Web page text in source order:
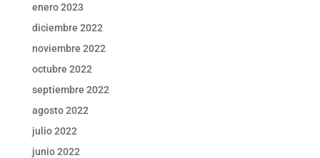
enero 2023
diciembre 2022
noviembre 2022
octubre 2022
septiembre 2022
agosto 2022
julio 2022
junio 2022